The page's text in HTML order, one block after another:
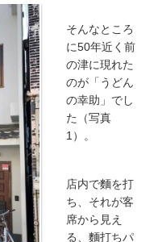
そんなところ
に50年近く前
の津に現れた
のが「うどん
の幸助」でし
た（写真
1）。
店内で麵を打
ち、それが客
席から見え
る、麵打ちパ